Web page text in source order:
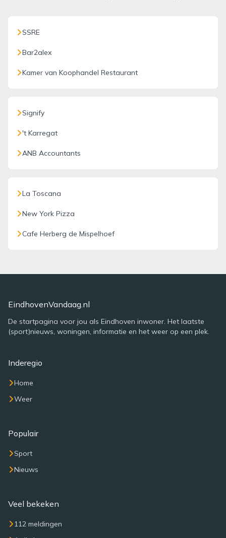
SSRE
Bar2alex
Kamer van Koophandel Restaurant
Signify
't Karregat
ANB Accountants
La Toscana
New York Pizza
Cafe Herberg de Mispelhoef
EindhovenVandaag.nl
De startpagina voor jou als Eindhoven inwoner. Het laatste
(sport)nieuws, woningen, informatie en het weer op een plek.
Inderegio
Home
Weer
Populair
Sport
Nieuws
Veel bekeken
112 meldingen